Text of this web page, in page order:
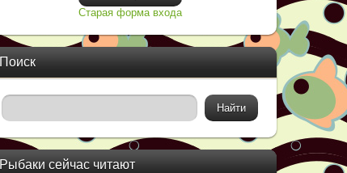
Старая форма входа
Поиск
Рыбаки сейчас читают